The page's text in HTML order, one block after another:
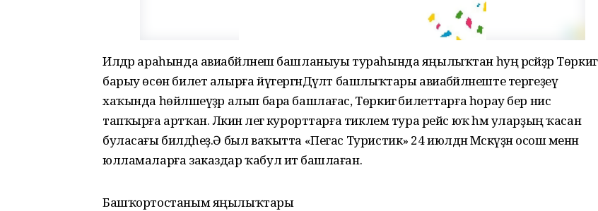
Илдәр араһында авиабәйләнеш башланыуы тураһында яңылыҡтан һуң рәсәйҙәр Төркиәгә
барыу өсөн билет алырға йүгергәнДәүләт башлыҡтары авиабәйләнеште тергеҙеү
хаҡында һөйләшеүҙәр алып бара башлағас, Төркиәгә билеттарға һорау бер нисә
тапҡырға артҡан. Ләкин әлегә курорттарға тиклем тура рейс юҡ һәм уларҙың ҡасан
буласағы билдәһеҙ.Ә был ваҡытта «Пегас Туристик» 24 июлдән Мәскәүҙән осош менән
юлламаларға заказдар ҡабул итә башлаған.
Башҡортостаным яңылыҡтары